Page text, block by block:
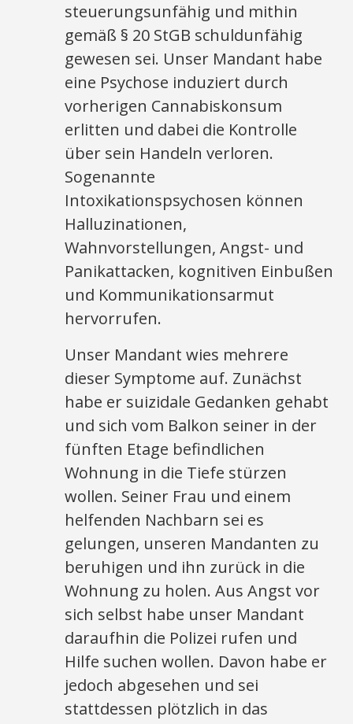
steuerungsunfähig und mithin
gemäß § 20 StGB schuldunfähig
gewesen sei. Unser Mandant habe
eine Psychose induziert durch
vorherigen Cannabiskonsum
erlitten und dabei die Kontrolle
über sein Handeln verloren.
Sogenannte
Intoxikationspsychosen können
Halluzinationen,
Wahnvorstellungen, Angst- und
Panikattacken, kognitiven Einbußen
und Kommunikationsarmut
hervorrufen.
Unser Mandant wies mehrere
dieser Symptome auf. Zunächst
habe er suizidale Gedanken gehabt
und sich vom Balkon seiner in der
fünften Etage befindlichen
Wohnung in die Tiefe stürzen
wollen. Seiner Frau und einem
helfenden Nachbarn sei es
gelungen, unseren Mandanten zu
beruhigen und ihn zurück in die
Wohnung zu holen. Aus Angst vor
sich selbst habe unser Mandant
daraufhin die Polizei rufen und
Hilfe suchen wollen. Davon habe er
jedoch abgesehen und sei
stattdessen plötzlich in das